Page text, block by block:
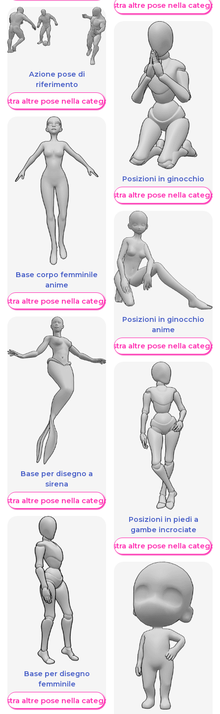
Azione pose di
riferimento
altre pose nella categoria
Base corpo femminile
anime
altre pose nella categoria
Base per disegno a
sirena
altre pose nella categoria
Base per disegno
femminile
altre pose nella categoria
Mostra altre pose nella
Posizioni in ginocchio
Mostra altre pose nella
Posizioni in ginocchio
anime
Mostra altre pose nella
Posizioni in piedi a
gambe incrociate
Mostra altre pose nella